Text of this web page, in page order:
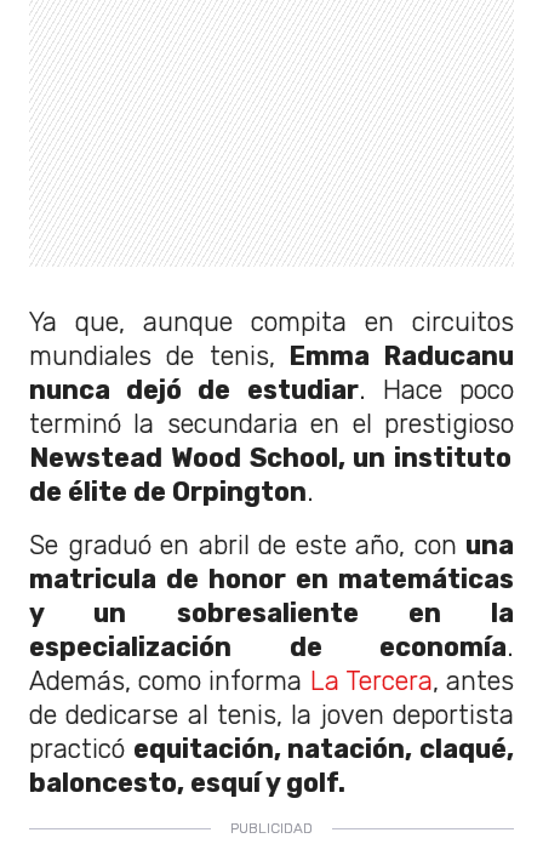
Ya que, aunque compita en circuitos
mundiales de tenis, Emma Raducanu
nunca dejó de estudiar. Hace poco
terminó la secundaria en el prestigioso
Newstead Wood School, un instituto
de élite de Orpington.
Se graduó en abril de este año, con una
matricula de honor en matemáticas
y un sobresaliente en la
especialización de economía.
Además, como informa La Tercera, antes
de dedicarse al tenis, la joven deportista
practicó equitación, natación, claqué,
baloncesto, esquí y golf.